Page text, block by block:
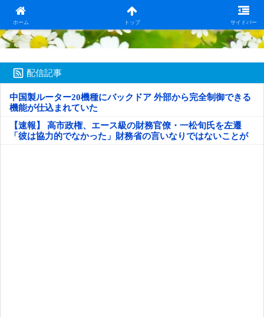
ホーム トップ サイドバー
日本第一！ニュース録
配信記事
中国製ルーター20機種にバックドア 外部から完全制御できる
機能が仕込まれていた
【速報】 高市政権、エース級の財務官僚・一松旬氏を左遷
「彼は協力的でなかった」財務省の言いなりではないことが
判明